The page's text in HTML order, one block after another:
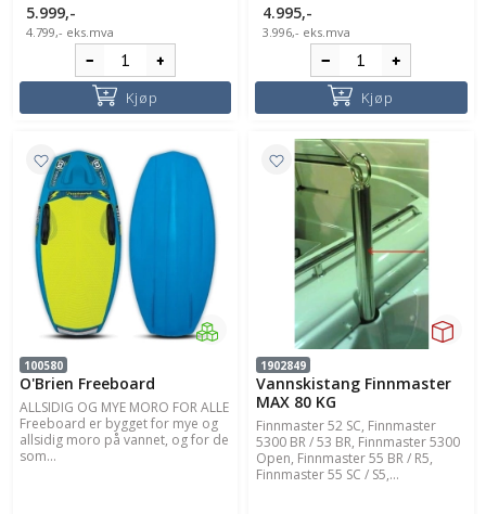
5.999,-
4.799,- eks.mva
Kjøp
4.995,-
3.996,- eks.mva
Kjøp
100580
O'Brien Freeboard
ALLSIDIG OG MYE MORO FOR ALLE
Freeboard er bygget for mye og
allsidig moro på vannet, og for de
som...
1902849
Vannskistang Finnmaster
MAX 80 KG
Finnmaster 52 SC, Finnmaster
5300 BR / 53 BR, Finnmaster 5300
Open, Finnmaster 55 BR / R5,
Finnmaster 55 SC / S5,...